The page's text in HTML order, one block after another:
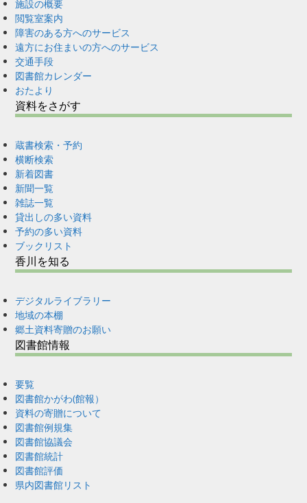
施設の概要
閲覧室案内
障害のある方へのサービス
遠方にお住まいの方へのサービス
交通手段
図書館カレンダー
おたより
資料をさがす
蔵書検索・予約
横断検索
新着図書
新聞一覧
雑誌一覧
貸出しの多い資料
予約の多い資料
ブックリスト
香川を知る
デジタルライブラリー
地域の本棚
郷土資料寄贈のお願い
図書館情報
要覧
図書館かがわ(館報）
資料の寄贈について
図書館例規集
図書館協議会
図書館統計
図書館評価
県内図書館リスト